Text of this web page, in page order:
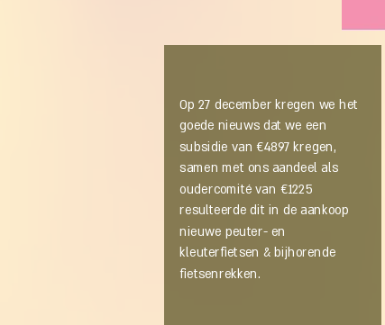
Op 27 december kregen we het
goede nieuws dat we een
subsidie van €4897 kregen,
samen met ons aandeel als
oudercomité van €1225
resulteerde dit in de aankoop
nieuwe peuter- en
kleuterfietsen & bijhorende
fietsenrekken.